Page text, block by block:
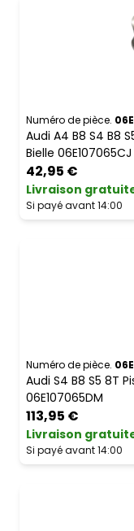
Numéro de pièce.
Audi A4 B8 S4 B8
Bielle 06E107065CJ
42,95 €
Livraison
Si payé avant 14:00
Numéro de pièce.
Audi S4 B8 S5 8T
06E107065DM
113,95 €
Livraison
Si payé avant 14:00